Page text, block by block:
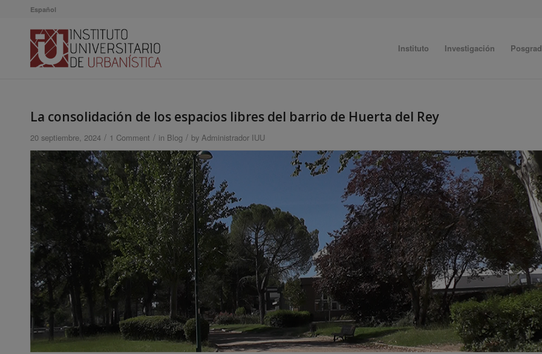
Español
Instituto Investigación
La consolidación de los espacios libres del barrio de Huerta del Rey
20 septiembre, 2024 / 1 Comment / in Blog / by Administrador IUU